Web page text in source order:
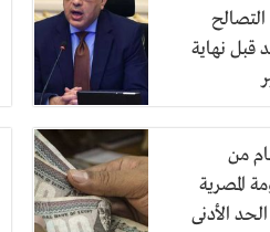
قبل نهاية
من
المصرية
الأدنى